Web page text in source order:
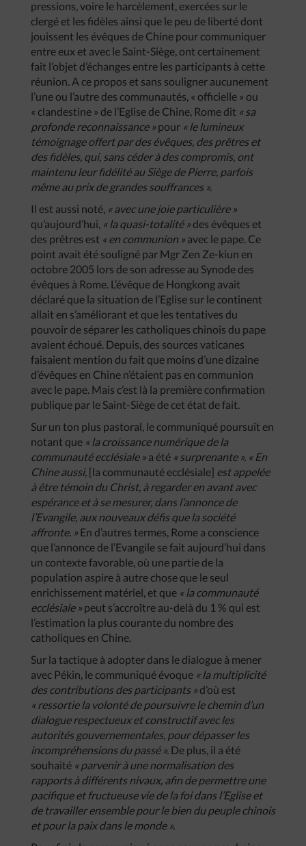
pressions, voire le harcèlement, exercées sur le
clergé et les fidèles ainsi que le peu de liberté dont
jouissent les évêques de Chine pour communiquer
entre eux et avec le Saint-Siège, ont certainement
fait l’objet d’échanges entre les participants à cette
réunion. A ce propos et sans souligner aucunement
l’une ou l’autre des communautés, « officielle » ou
« clandestine » de l’Eglise de Chine, Rome dit « sa
profonde reconnaissance » pour « le lumineux
témoignage offert par des évêques, des prêtres et
des fidèles, qui, sans céder à des compromis, ont
maintenu leur fidélité au Siège de Pierre, parfois
même au prix de grandes souffrances ».
Il est aussi noté, « avec une joie particulière »
qu’aujourd’hui, « la quasi-totalité » des évêques et
des prêtres est « en communion » avec le pape. Ce
point avait été souligné par Mgr Zen Ze-kiun en
octobre 2005 lors de son adresse au Synode des
évêques à Rome. L’évêque de Hongkong avait
déclaré que la situation de l’Eglise sur le continent
allait en s’améliorant et que les tentatives du
pouvoir de séparer les catholiques chinois du pape
avaient échoué. Depuis, des sources vaticanes
faisaient mention du fait que moins d’une dizaine
d’évêques en Chine n’étaient pas en communion
avec le pape. Mais c’est là la première confirmation
publique par le Saint-Siège de cet état de fait.
Sur un ton plus pastoral, le communiqué poursuit en
notant que « la croissance numérique de la
communauté ecclésiale » a été « surprenante ». « En
Chine aussi, [la communauté ecclésiale] est appelée
à être témoin du Christ, à regarder en avant avec
espérance et à se mesurer, dans l’annonce de
l’Evangile, aux nouveaux défis que la société
affronte. » En d’autres termes, Rome a conscience
que l’annonce de l’Evangile se fait aujourd’hui dans
un contexte favorable, où une partie de la
population aspire à autre chose que le seul
enrichissement matériel, et que « la communauté
ecclésiale » peut s’accroître au-delà du 1 % qui est
l’estimation la plus courante du nombre des
catholiques en Chine.
Sur la tactique à adopter dans le dialogue à mener
avec Pékin, le communiqué évoque « la multiplicité
des contributions des participants » d’où est
« ressortie la volonté de poursuivre le chemin d’un
dialogue respectueux et constructif avec les
autorités gouvernementales, pour dépasser les
incompréhensions du passé ». De plus, il a été
souhaité « parvenir à une normalisation des
rapports à différents nivaux, afin de permettre une
pacifique et fructueuse vie de la foi dans l’Eglise et
de travailler ensemble pour le bien du peuple chinois
et pour la paix dans le monde ».